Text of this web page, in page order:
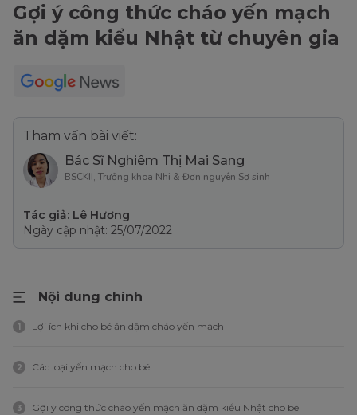
Gợi ý công thức cháo yến mạch
ăn dặm kiểu Nhật từ chuyên gia
Tham vấn bài viết:
Bác Sĩ Nghiêm Thị Mai Sang
BSCKII, Trưởng khoa Nhi & Đơn nguyên Sơ sinh
Tác giả: Lê Hương
Ngày cập nhật: 25/07/2022
Nội dung chính
1 Lợi ích khi cho bé ăn dặm cháo yến mạch
2 Các loại yến mạch cho bé
3 Gợi ý công thức cháo yến mạch ăn dặm kiểu Nhật cho bé